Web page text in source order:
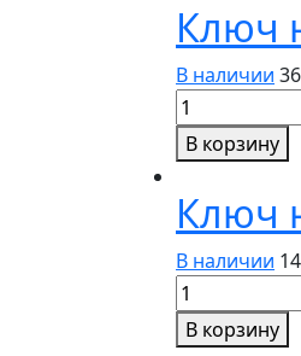
17х19мм
512197
Дело
техники
Ключ
В наличии
Количество
товара
Ключ
22х24мм
512242
Дело
техники
В корзину
Ключ
В наличии
Количество
товара
Ключ
В корзину